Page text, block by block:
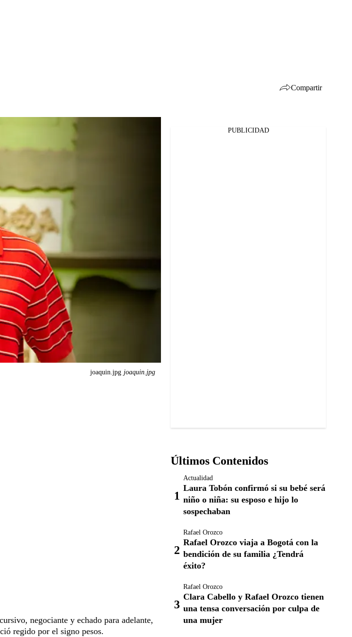
Compartir
joaquin.jpg joaquin.jpg
negociante y echado para adelante,
regido por el signo pesos.
PUBLICIDAD
Últimos Contenidos
Actualidad
Laura Tobón confirmó si su bebé será
niño o niña: su esposo e hijo lo
sospechaban
Rafael Orozco
Rafael Orozco viaja a Bogotá con la
bendición de su familia ¿Tendrá
éxito?
Rafael Orozco
Clara Cabello y Rafael Orozco tienen
una tensa conversación por culpa de
una mujer